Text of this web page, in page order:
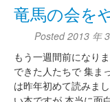
竜馬の会を
Posted2013 年
もう一週間前になり
できた人たちで 集ま
は昨年初めて読みま